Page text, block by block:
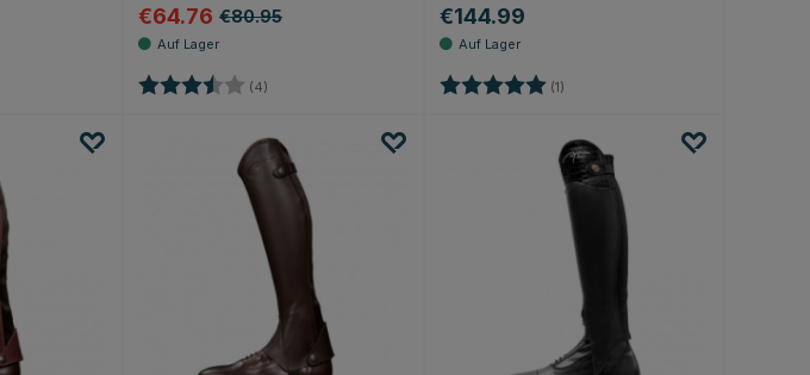
€64.76 €80.95
Bewertung: (4)
€144.99
Bewertung: (1)